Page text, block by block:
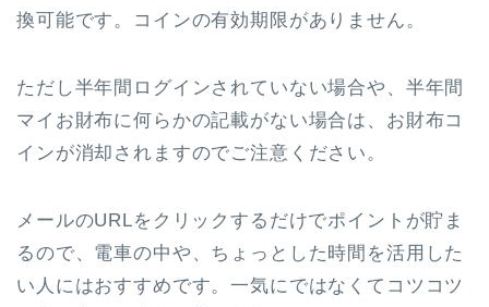
換可能です。コインの有効期限がありません。
ただし半年間ログインされていない場合や、半年間
マイお財布に何らかの記載がない場合は、お財布コ
インが消却されますのでご注意ください。
メールのURLをクリックするだけでポイントが貯ま
るので、電車の中や、ちょっとした時間を活用した
い人にはおすすめです。一気にではなくてコツコツ